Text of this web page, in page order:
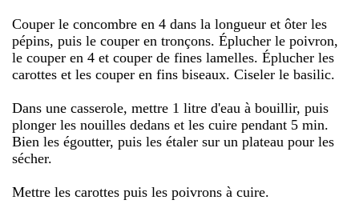
Couper le concombre en 4 dans la longueur et ôter les
pépins, puis le couper en tronçons. Éplucher le poivron,
le couper en 4 et couper de fines lamelles. Éplucher les
carottes et les couper en fins biseaux. Ciseler le basilic.
Dans une casserole, mettre 1 litre d'eau à bouillir, puis
plonger les nouilles dedans et les cuire pendant 5 min.
Bien les égoutter, puis les étaler sur un plateau pour les
sécher.
Mettre les carottes puis les poivrons à cuire.